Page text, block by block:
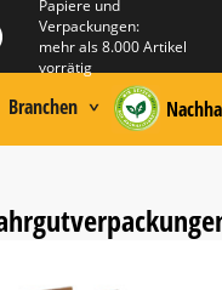
Papiere und
Verpackungen:
mehr als 8.000 Artikel
vorrätig
Branchen